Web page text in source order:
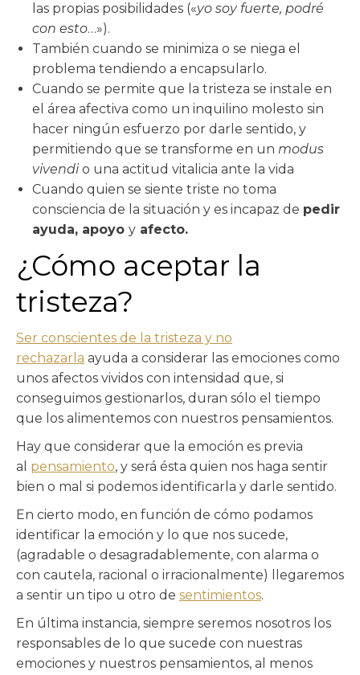
las propias posibilidades («yo soy fuerte, podré
con esto…»).
También cuando se minimiza o se niega el
problema tendiendo a encapsularlo.
Cuando se permite que la tristeza se instale en
el área afectiva como un inquilino molesto sin
hacer ningún esfuerzo por darle sentido, y
permitiendo que se transforme en un modus
vivendi o una actitud vitalicia ante la vida
Cuando quien se siente triste no toma
consciencia de la situación y es incapaz de pedir
ayuda, apoyo y afecto.
¿Cómo aceptar la
tristeza?
Ser conscientes de la tristeza y no
rechazarla ayuda a considerar las emociones como
unos afectos vividos con intensidad que, si
conseguimos gestionarlos, duran sólo el tiempo
que los alimentemos con nuestros pensamientos.
Hay que considerar que la emoción es previa
al pensamiento, y será ésta quien nos haga sentir
bien o mal si podemos identificarla y darle sentido.
En cierto modo, en función de cómo podamos
identificar la emoción y lo que nos sucede,
(agradable o desagradablemente, con alarma o
con cautela, racional o irracionalmente) llegaremos
a sentir un tipo u otro de sentimientos.
En última instancia, siempre seremos nosotros los
responsables de lo que sucede con nuestras
emociones y nuestros pensamientos, al menos